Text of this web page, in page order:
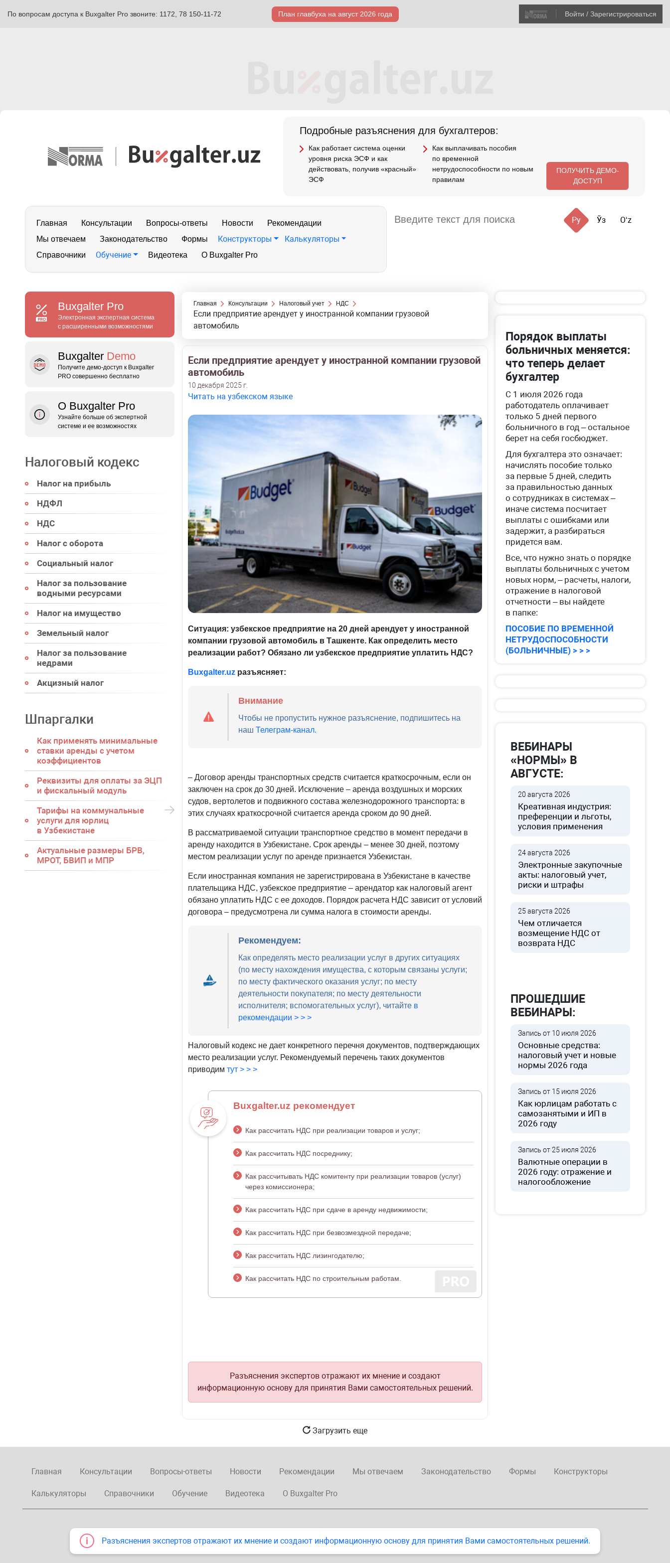
По вопросам доступа к Buxgalter Pro звоните: 1172, 78 150-11-72 План главбуха на август 2026 года Войти / Зарегистрироваться
Подробные разъяснения для бухгалтеров:
Как работает система оценки
уровня риска ЭСФ и как
действовать, получив «красный»
ЭСФ
Как выплачивать пособия
по временной
нетрудоспособности по новым
правилам
ПОЛУЧИТЬ ДЕМО-
ДОСТУП
Главная Консультации Вопросы-ответы Новости
Рекомендации
Мы отвечаем
Законодательство Формы Конструкторы Калькуляторы
Справочники Обучение Видеотека О Buxgalter Pro
Ру Ўз Oʻz
Buxgalter Pro
Электронная экспертная система
с расширенными возможностями
Buxgalter Demo
Получите демо‑доступ к Buxgalter
PRO совершенно бесплатно
О Buxgalter Pro
Узнайте больше об экспертной
системе и ее возможностях
Налоговый кодекс
Налог на прибыль
НДФЛ
НДС
Налог с оборота
Социальный налог
Налог за пользование
водными ресурсами
Налог на имущество
Земельный налог
Налог за пользование
недрами
Акцизный налог
Шпаргалки
Как применять минимальные
ставки аренды с учетом
коэффициентов
Реквизиты для оплаты за ЭЦП
и фискальный модуль
Тарифы на коммунальные
услуги для юрлиц
в Узбекистане
Актуальные размеры БРВ,
МРОТ, БВИП и МПР
Главная Консультации Налоговый учет НДС
Если предприятие арендует у иностранной компании грузовой
автомобиль
Если предприятие арендует у иностранной компании грузовой
автомобиль
10 декабря 2025 г.
Читать на узбекском языке
Ситуация: узбекское предприятие на 20 дней арендует у иностранной
компании грузовой автомобиль в Ташкенте. Как определить место
реализации работ? Обязано ли узбекское предприятие уплатить НДС?
Buxgalter.uzразъясняет:
Внимание
Чтобы не пропустить нужное разъяснение, подпишитесь на
наш Телеграм-канал.
– Договор аренды транспортных средств считается краткосрочным, если он
заключен на срок до 30 дней. Исключение – аренда воздушных и морских
судов, вертолетов и подвижного состава железнодорожного транспорта: в
этих случаях краткосрочной считается аренда сроком до 90 дней.
В рассматриваемой ситуации транспортное средство в момент передачи в
аренду находится в Узбекистане. Срок аренды – менее 30 дней, поэтому
местом реализации услуг по аренде признается Узбекистан.
Если иностранная компания не зарегистрирована в Узбекистане в качестве
плательщика НДС, узбекское предприятие – арендатор как налоговый агент
обязано уплатить НДС с ее доходов. Порядок расчета НДС зависит от условий
договора – предусмотрена ли сумма налога в стоимости аренды.
Рекомендуем:
Как определять место реализации услуг в других ситуациях
(по месту нахождения имущества, с которым связаны услуги;
по месту фактического оказания услуг; по месту
деятельности покупателя; по месту деятельности
исполнителя; вспомогательных услуг), читайте в
рекомендации > > >
Налоговый кодекс не дает конкретного перечня документов, подтверждающих
место реализации услуг. Рекомендуемый перечень таких документов
приводим тут > > >
Buxgalter.uz рекомендует
Как рассчитать НДС при реализации товаров и услуг;
Как рассчитать НДС посреднику;
Как рассчитывать НДС комитенту при реализации товаров (услуг)
через комиссионера;
Как рассчитать НДС при сдаче в аренду недвижимости;
Как рассчитать НДС при безвозмездной передаче;
Как рассчитать НДС лизингодателю;
Как рассчитать НДС по строительным работам.
Разъяснения экспертов отражают их мнение и создают
информационную основу для принятия Вами самостоятельных решений.
Загрузить еще
Порядок выплаты
больничных меняется:
что теперь делает
бухгалтер
С 1 июля 2026 года
работодатель оплачивает
только 5 дней первого
больничного в год – остальное
берет на себя госбюджет.
Для бухгалтера это означает:
начислять пособие только
за первые 5 дней, следить
за правильностью данных
о сотрудниках в системах –
иначе система посчитает
выплаты с ошибками или
задержит, а разбираться
придется вам.
Все, что нужно знать о порядке
выплаты больничных с учетом
новых норм, – расчеты, налоги,
отражение в налоговой
отчетности – вы найдете
в папке:
ПОСОБИЕ ПО ВРЕМЕННОЙ
НЕТРУДОСПОСОБНОСТИ
(БОЛЬНИЧНЫЕ) > > >
ВЕБИНАРЫ
«НОРМЫ» В
АВГУСТЕ:
20 августа 2026
Креативная индустрия:
преференции и льготы,
условия применения
24 августа 2026
Электронные закупочные
акты: налоговый учет,
риски и штрафы
25 августа 2026
Чем отличается
возмещение НДС от
возврата НДС
ПРОШЕДШИЕ
ВЕБИНАРЫ:
Запись от 10 июля 2026
Основные средства:
налоговый учет и новые
нормы 2026 года
Запись от 15 июля 2026
Как юрлицам работать с
самозанятыми и ИП в
2026 году
Запись от 25 июля 2026
Валютные операции в
2026 году: отражение и
налогообложение
Главная Консультации Вопросы-ответы Новости Рекомендации Мы отвечаем Законодательство Формы Конструкторы
Калькуляторы Справочники Обучение Видеотека О Buxgalter Pro
Разъяснения экспертов отражают их мнение и создают информационную основу для принятия Вами самостоятельных решений.